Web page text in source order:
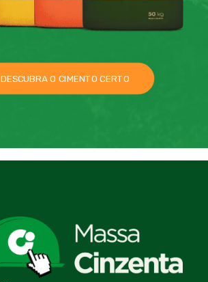
DESCUBRA O CIMENTO CERTO